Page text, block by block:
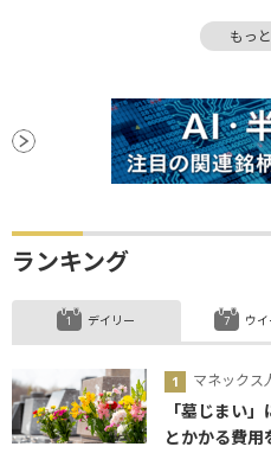
もっ
ランキング
デイリー
マネックス
「墓じまい
とかかる費用
ウ